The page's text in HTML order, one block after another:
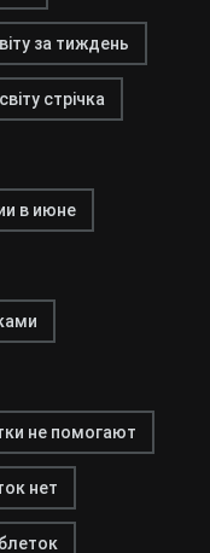
за тиждень
стрічка
в июне
не помогают
нет